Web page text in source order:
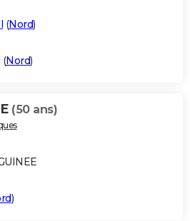
(Nord)
(Nord)
(50 ans)
)